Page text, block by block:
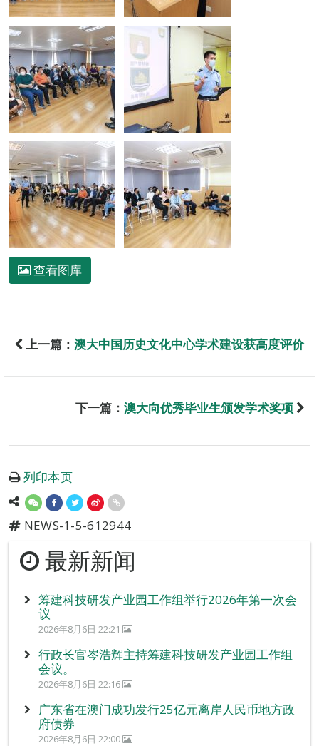
查看图库
上一篇： 澳大中国历史文化中心学术建设获高度评价
下一篇： 澳大向优秀毕业生颁发学术奖项
列印本页
NEWS-1-5-612944
最新新闻
筹建科技研发产业园工作组举行2026年第一次会
议
2026年8月6日 22:21
行政长官岑浩辉主持筹建科技研发产业园工作组
会议。
2026年8月6日 22:16
广东省在澳门成功发行25亿元离岸人民币地方政
府债券
2026年8月6日 22:00